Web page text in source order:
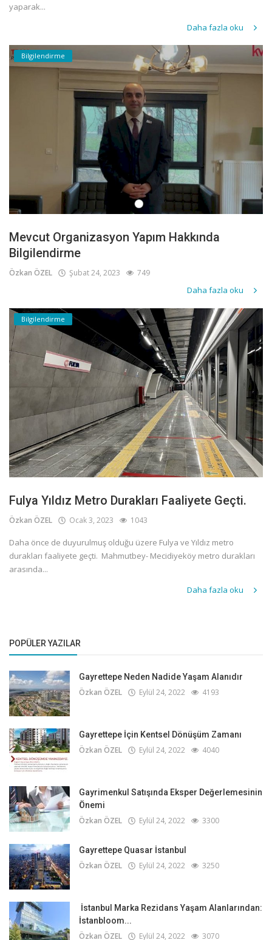
yaparak...
Daha fazla oku
Bilgilendirme
Mevcut Organizasyon Yapım Hakkında
Bilgilendirme
Özkan ÖZEL Şubat 24, 2023 749
Daha fazla oku
Bilgilendirme
Fulya Yıldız Metro Durakları Faaliyete Geçti.
Özkan ÖZEL Ocak 3, 2023 1043
Daha önce de duyurulmuş olduğu üzere Fulya ve Yıldız metro
durakları faaliyete geçti. Mahmutbey- Mecidiyeköy metro durakları
arasında...
Daha fazla oku
POPÜLER YAZILAR
Gayrettepe Neden Nadide Yaşam Alanıdır
Özkan ÖZEL Eylül 24, 2022 4193
Gayrettepe İçin Kentsel Dönüşüm Zamanı
Özkan ÖZEL Eylül 24, 2022 4040
Gayrimenkul Satışında Eksper Değerlemesinin
Önemi
Özkan ÖZEL Eylül 24, 2022 3300
Gayrettepe Quasar İstanbul
Özkan ÖZEL Eylül 24, 2022 3250
İstanbul Marka Rezidans Yaşam Alanlarından:
İstanbloom...
Özkan ÖZEL Eylül 24, 2022 3070